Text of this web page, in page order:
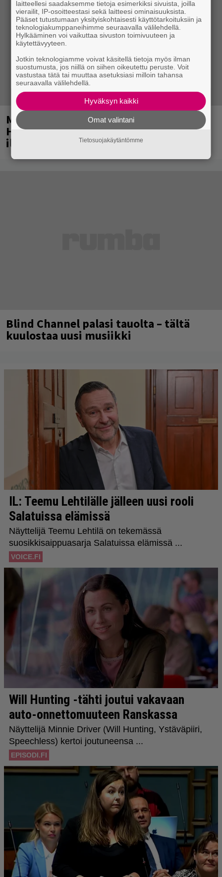
Mainio ohjelmatoimisto juhlii
Helsingissä 10-vuotista taivaltaan –
ilmaistapahtumassa loistoesiintyjät
Blind Channel palasi tauolta – tältä
kuulostaa uusi musiikki
laitteellesi saadaksemme tietoja esimerkiksi sivuista, joilla
vierailit, IP-osoitteestasi sekä laitteesi ominaisuuksista.
Pääset tutustumaan yksityiskohtaisesti käyttötarkoituksiin ja
teknologiakumppaneihimme seuraavalla välilehdellä.
Hylkääminen voi vaikuttaa sivuston toimivuuteen ja
käytettävyyteen.
Jotkin teknologiamme voivat käsitellä tietoja myös ilman
suostumusta, jos niillä on siihen oikeutettu peruste. Voit
vastustaa tätä tai muuttaa asetuksiasi milloin tahansa
seuraavalla välilehdellä.
Hyväksyn kaikki
Omat valintani
Tietosuojakäytäntömme